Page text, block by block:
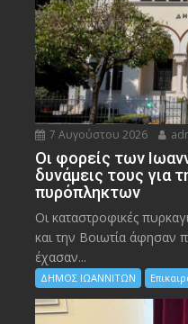
7 Αυγούστου 2026
Οι φορείς των
δυνάμεις τους για
πυρόπληκτων
Οι καταστροφικές
και την Bοιωτία
έχασαν...
ΔΗΜΟΣ ΙΩΑΝΝΙΤΩΝ